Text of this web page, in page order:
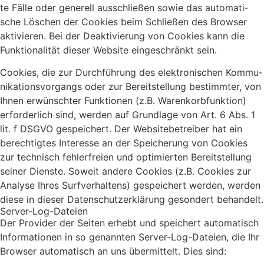
te Fäl­le oder gene­rell aus­schlie­ßen sowie das auto­ma­ti­
sche Löschen der Coo­kies beim Schlie­ßen des Brow­ser
akti­vie­ren. Bei der Deak­ti­vie­rung von Coo­kies kann die
Funk­tio­na­li­tät die­ser Web­site ein­ge­schränkt sein.
Coo­kies, die zur Durch­füh­rung des elek­tro­ni­schen Kom­mu­
ni­ka­ti­ons­vor­gangs oder zur Bereit­stel­lung bestimm­ter, von
Ihnen erwünsch­ter Funk­tio­nen (z.B. Waren­korb­funk­ti­on)
erfor­der­lich sind, wer­den auf Grund­la­ge von Art. 6 Abs. 1
lit. f DSGVO gespei­chert. Der Web­site­be­trei­ber hat ein
berech­tig­tes Inter­es­se an der Spei­che­rung von Coo­kies
zur tech­nisch feh­ler­frei­en und opti­mier­ten Bereit­stel­lung
sei­ner Diens­te. Soweit ande­re Coo­kies (z.B. Coo­kies zur
Ana­ly­se Ihres Surf­ver­hal­tens) gespei­chert wer­den, wer­den
die­se in die­ser Daten­schutz­er­klä­rung geson­dert behan­delt.
Ser­ver-Log-Datei­en
Der Pro­vi­der der Sei­ten erhebt und spei­chert auto­ma­tisch
Infor­ma­tio­nen in so genann­ten Ser­ver-Log-Datei­en, die Ihr
Brow­ser auto­ma­tisch an uns über­mit­telt. Dies sind: